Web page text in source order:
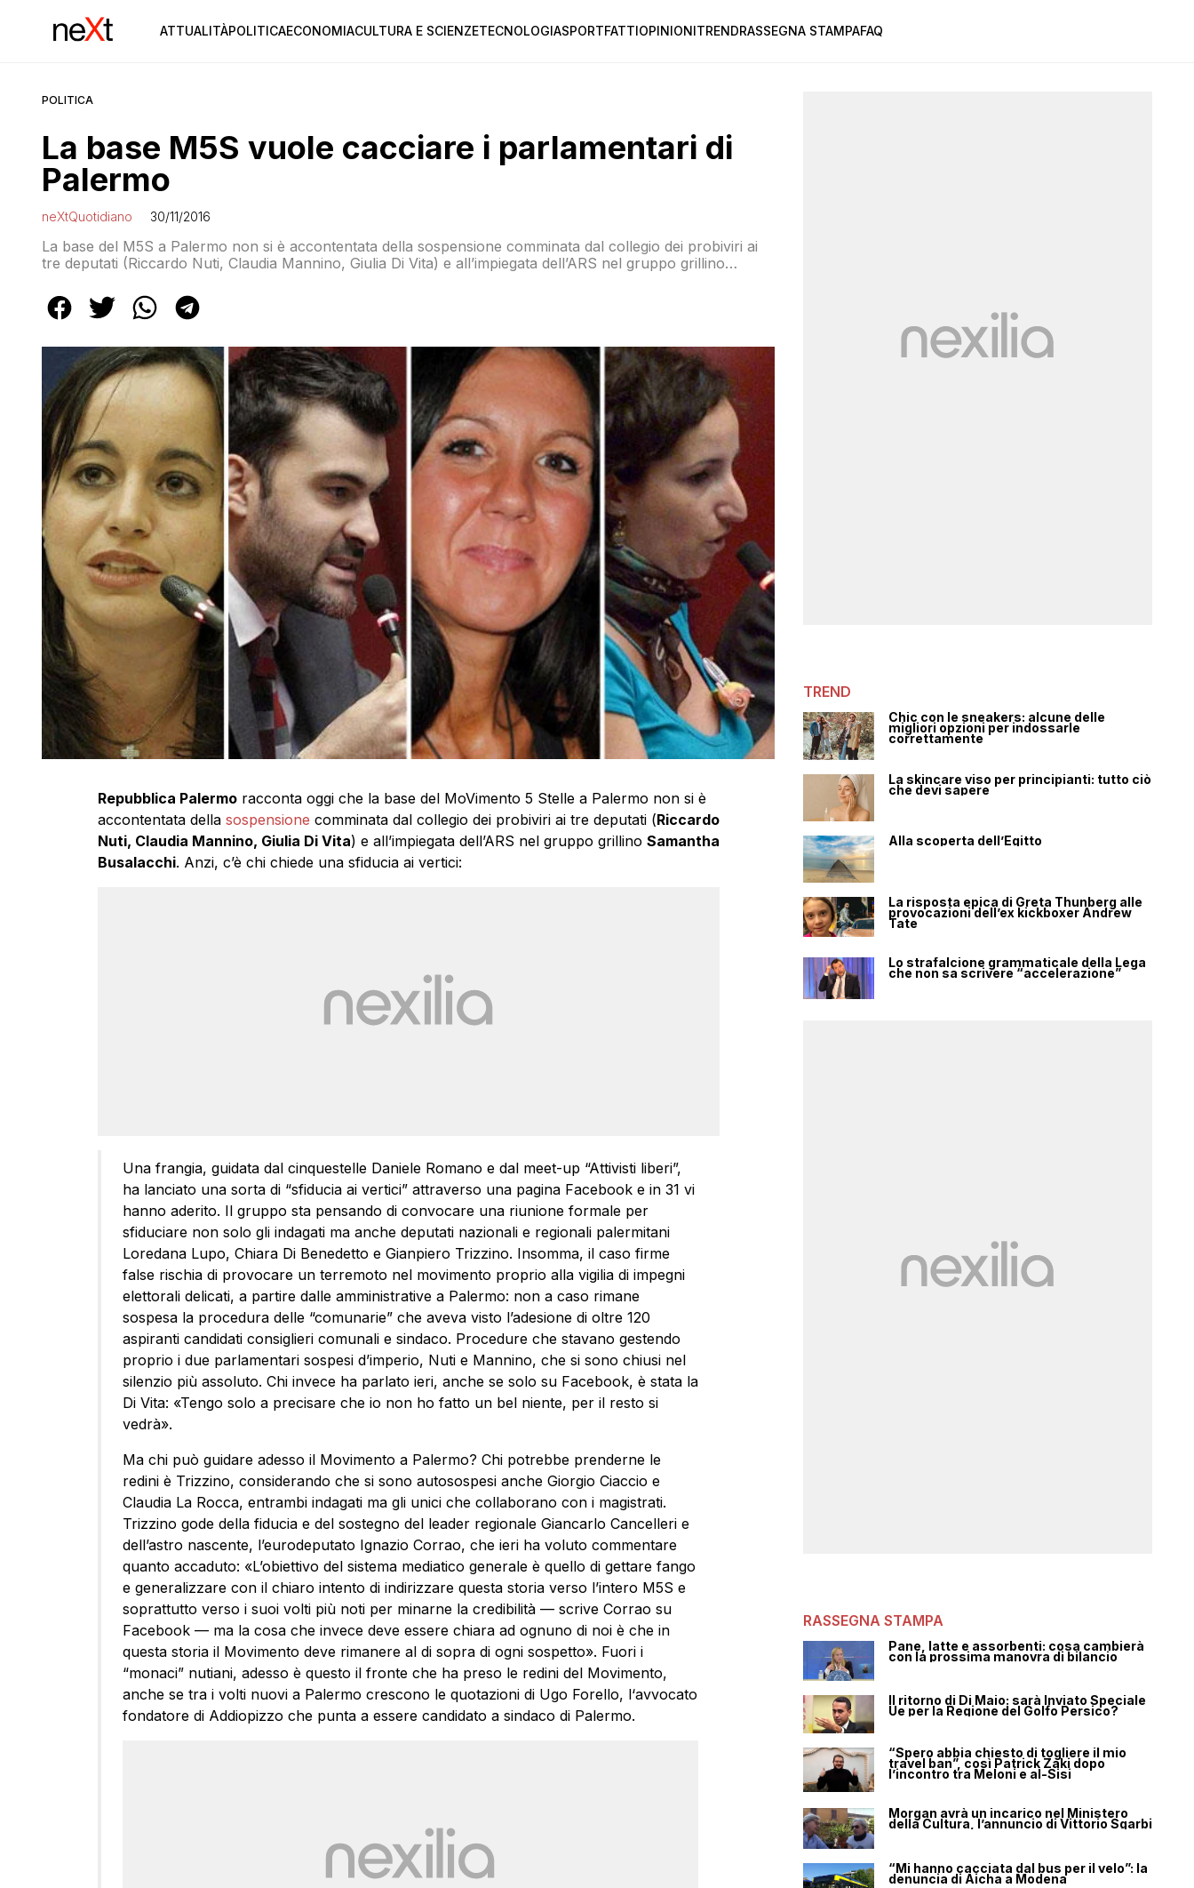
ATTUALITÀPOLITICAECONOMIACULTURA E SCIENZETECNOLOGIASPORTFATTIOPINIONITRENDRASSEGNA STAMPAFAQ
POLITICA
La base M5S vuole cacciare i parlamentari di
Palermo
neXtQuotidiano 30/11/2016
La base del M5S a Palermo non si è accontentata della sospensione comminata dal collegio dei probiviri ai
tre deputati (Riccardo Nuti, Claudia Mannino, Giulia Di Vita) e all’impiegata dell’ARS nel gruppo grillino
Repubblica Palermoracconta oggi che la base del MoVimento 5 Stelle a Palermo non si è
accontentata della sospensione comminata dal collegio dei probiviri ai tre deputati (Riccardo
Nuti, Claudia Mannino, Giulia Di Vita) e all’impiegata dell’ARS nel gruppo grillino Samantha
Busalacchi. Anzi, c’è chi chiede una sfiducia ai vertici:
Una frangia, guidata dal cinquestelle Daniele Romano e dal meet-up “Attivisti liberi”,
ha lanciato una sorta di “sfiducia ai vertici” attraverso una pagina Facebook e in 31 vi
hanno aderito. Il gruppo sta pensando di convocare una riunione formale per
sfiduciare non solo gli indagati ma anche deputati nazionali e regionali palermitani
Loredana Lupo, Chiara Di Benedetto e Gianpiero Trizzino. Insomma, il caso firme
false rischia di provocare un terremoto nel movimento proprio alla vigilia di impegni
elettorali delicati, a partire dalle amministrative a Palermo: non a caso rimane
sospesa la procedura delle “comunarie” che aveva visto l’adesione di oltre 120
aspiranti candidati consiglieri comunali e sindaco. Procedure che stavano gestendo
proprio i due parlamentari sospesi d’imperio, Nuti e Mannino, che si sono chiusi nel
silenzio più assoluto. Chi invece ha parlato ieri, anche se solo su Facebook, è stata la
Di Vita: «Tengo solo a precisare che io non ho fatto un bel niente, per il resto si
vedrà».
Ma chi può guidare adesso il Movimento a Palermo? Chi potrebbe prenderne le
redini è Trizzino, considerando che si sono autosospesi anche Giorgio Ciaccio e
Claudia La Rocca, entrambi indagati ma gli unici che collaborano con i magistrati.
Trizzino gode della fiducia e del sostegno del leader regionale Giancarlo Cancelleri e
dell’astro nascente, l’eurodeputato Ignazio Corrao, che ieri ha voluto commentare
quanto accaduto: «L’obiettivo del sistema mediatico generale è quello di gettare fango
e generalizzare con il chiaro intento di indirizzare questa storia verso l’intero M5S e
soprattutto verso i suoi volti più noti per minarne la credibilità — scrive Corrao su
Facebook — ma la cosa che invece deve essere chiara ad ognuno di noi è che in
questa storia il Movimento deve rimanere al di sopra di ogni sospetto». Fuori i
“monaci” nutiani, adesso è questo il fronte che ha preso le redini del Movimento,
anche se tra i volti nuovi a Palermo crescono le quotazioni di Ugo Forello, l‘avvocato
fondatore di Addiopizzo che punta a essere candidato a sindaco di Palermo.
TREND
Chic con le sneakers: alcune delle
migliori opzioni per indossarle
correttamente
La skincare viso per principianti: tutto ciò
che devi sapere
Alla scoperta dell’Egitto
La risposta epica di Greta Thunberg alle
provocazioni dell’ex kickboxer Andrew
Tate
Lo strafalcione grammaticale della Lega
che non sa scrivere “accelerazione”
RASSEGNA STAMPA
Pane, latte e assorbenti: cosa cambierà
con la prossima manovra di bilancio
Il ritorno di Di Maio: sarà Inviato Speciale
Ue per la Regione del Golfo Persico?
“Spero abbia chiesto di togliere il mio
travel ban”, così Patrick Zaki dopo
l’incontro tra Meloni e al-Sisi
Morgan avrà un incarico nel Ministero
della Cultura, l’annuncio di Vittorio Sgarbi
“Mi hanno cacciata dal bus per il velo”: la
denuncia di Aicha a Modena